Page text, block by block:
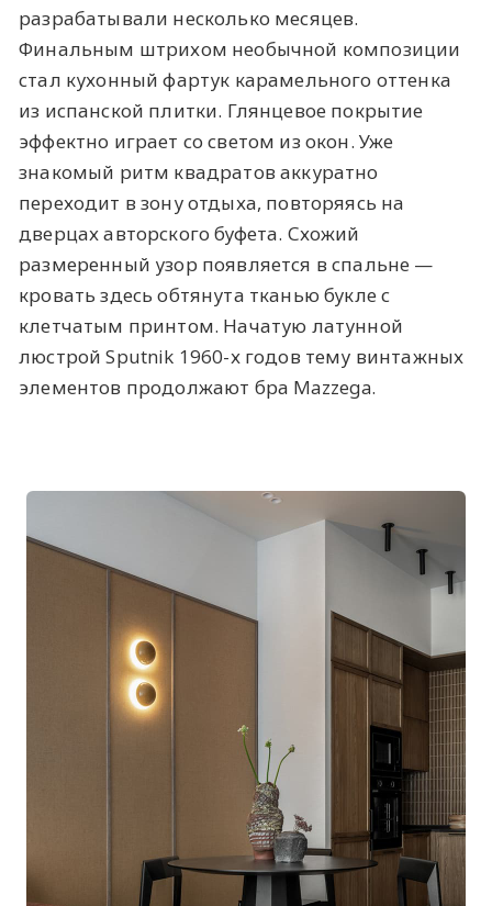
разрабатывали несколько месяцев.
Финальным штрихом необычной композиции
стал кухонный фартук карамельного оттенка
из испанской плитки. Глянцевое покрытие
эффектно играет со светом из окон. Уже
знакомый ритм квадратов аккуратно
переходит в зону отдыха, повторяясь на
дверцах авторского буфета. Схожий
размеренный узор появляется в спальне —
кровать здесь обтянута тканью букле с
клетчатым принтом. Начатую латунной
люстрой Sputnik 1960-х годов тему винтажных
элементов продолжают бра Mazzega.